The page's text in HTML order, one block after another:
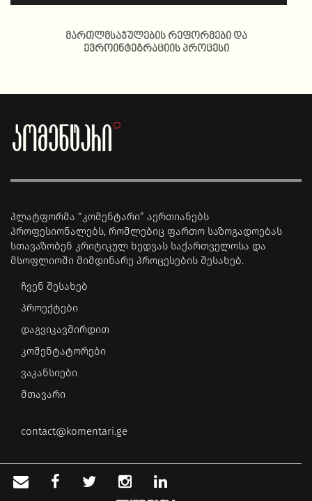
მართლმსაჯულების რეფორმები და
ევროინტეგრაციის პროცესი
პლატფორმა “კომენტარი” აერთიანებს
პროფესიონალებს, რომლებიც ფართო საზოგადოებას
სთავაზობენ კრიტიკულ ხედვას საქართველოსა და
მსოფლიოში მიმდინარე პროცესების შესახებ.
ჩვენ შესახებ
პროექტები
დაგვიკავშირდით
კომენტატორები
ვაკანსიები
მთავარი
contact@komentari.ge